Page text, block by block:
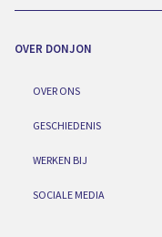
OVER DONJON
OVER ONS
GESCHIEDENIS
WERKEN BIJ
SOCIALE MEDIA